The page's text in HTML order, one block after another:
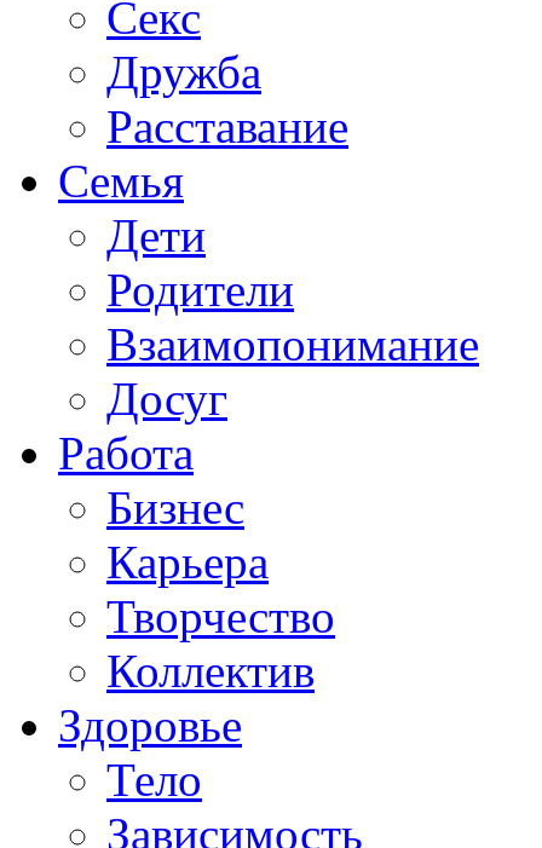
Секс
Дружба
Расставание
Семья
Дети
Родители
Взаимопонимание
Досуг
Работа
Бизнес
Карьера
Творчество
Коллектив
Здоровье
Тело
Зависимость